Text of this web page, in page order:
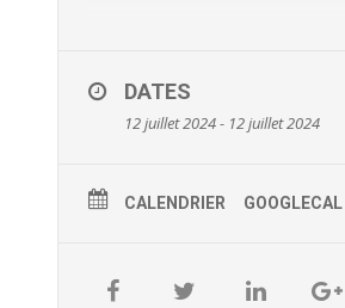
DATES
12 juillet 2024 - 12 juillet 2024
CALENDRIER GOOGLECAL